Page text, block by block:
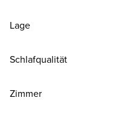
Lage
Schlafqualität
Zimmer